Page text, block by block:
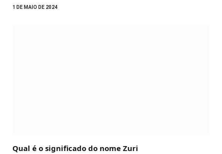
1 DE MAIO DE 2024
Qual é o significado do nome Zuri